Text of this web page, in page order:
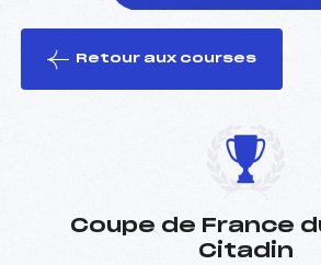
le ski
Retour aux courses
Coupe de France
Citadin